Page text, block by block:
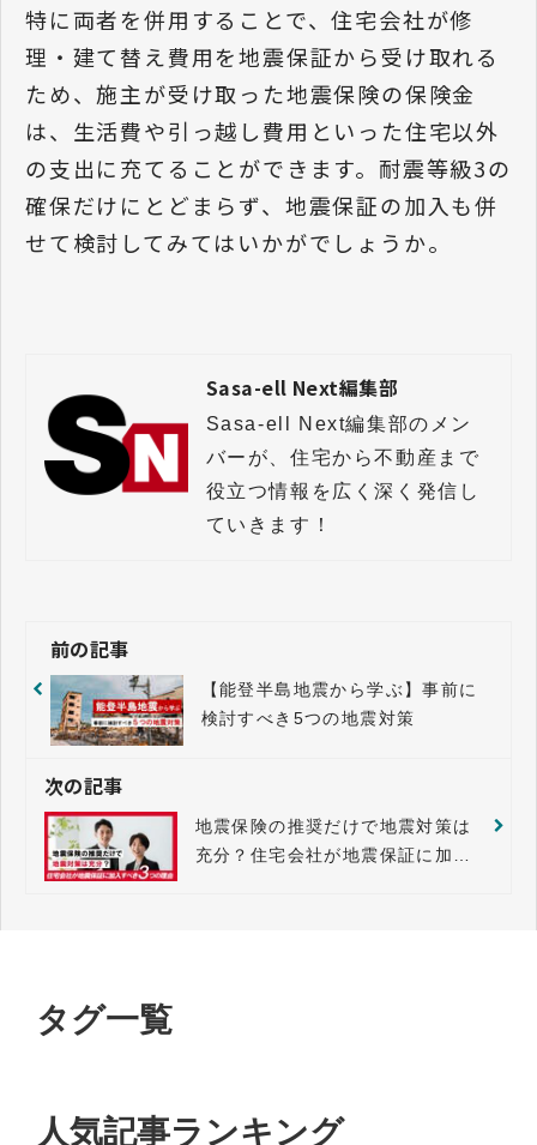
特に両者を併用することで、住宅会社が修
理・建て替え費用を地震保証から受け取れる
ため、施主が受け取った地震保険の保険金
は、生活費や引っ越し費用といった住宅以外
の支出に充てることができます。耐震等級3の
確保だけにとどまらず、地震保証の加入も併
せて検討してみてはいかがでしょうか。
Sasa-ell Next編集部
Sasa-ell Next編集部のメン
バーが、住宅から不動産まで
役立つ情報を広く深く発信し
前の記事
【能登半島地震から学ぶ】事前に
検討すべき5つの地震対策
次の記事
地震保険の推奨だけで地震対策は
充分？住宅会社が地震保証に加入
タグ一覧
人気記事ランキング